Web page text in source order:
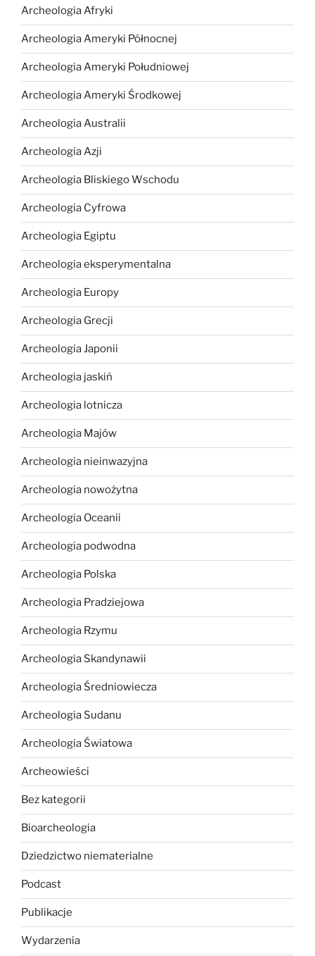
Archeologia Afryki
Archeologia Ameryki Północnej
Archeologia Ameryki Południowej
Archeologia Ameryki Środkowej
Archeologia Australii
Archeologia Azji
Archeologia Bliskiego Wschodu
Archeologia Cyfrowa
Archeologia Egiptu
Archeologia eksperymentalna
Archeologia Europy
Archeologia Grecji
Archeologia Japonii
Archeologia jaskiń
Archeologia lotnicza
Archeologia Majów
Archeologia nieinwazyjna
Archeologia nowożytna
Archeologia Oceanii
Archeologia podwodna
Archeologia Polska
Archeologia Pradziejowa
Archeologia Rzymu
Archeologia Skandynawii
Archeologia Średniowiecza
Archeologia Sudanu
Archeologia Światowa
Archeowieści
Bez kategorii
Bioarcheologia
Dziedzictwo niematerialne
Podcast
Publikacje
Wydarzenia